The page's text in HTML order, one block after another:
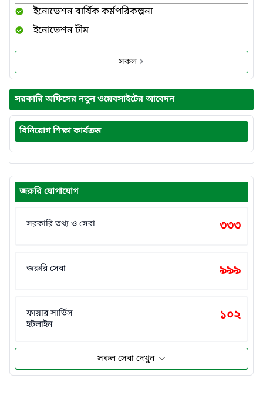
ইনোভেশন বার্ষিক কর্মপরিকল্পনা
ইনোভেশন টীম
সকল
সরকারি অফিসের নতুন ওয়েবসাইটের আবেদন
বিনিয়োগ শিক্ষা কার্যক্রম
জরুরি যোগাযোগ
সরকারি তথ্য ও সেবা ৩৩৩
জরুরি সেবা ৯৯৯
ফায়ার সার্ভিস
হটলাইন
১০২
সকল সেবা দেখুন